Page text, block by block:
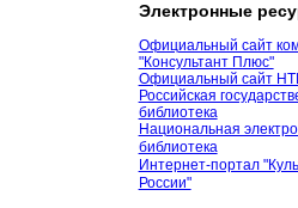
Электронные
Официальный сайт
"Консультант Плюс"
Официальный сайт
Российская
библиотека
Национальная
библиотека
Интернет-портал
России"